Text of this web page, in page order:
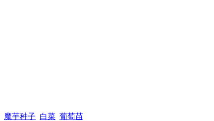
魔芋种子 白菜 葡萄苗